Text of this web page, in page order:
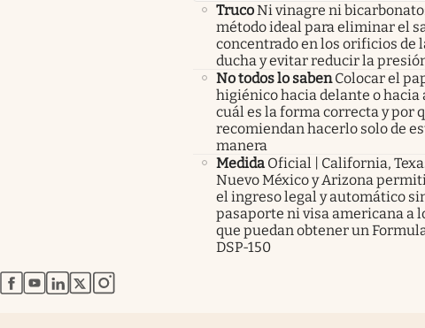
TrucoNi vinagre ni
método ideal para eliminar el
concentrado en los orificios de
ducha y evitar reducir la
No todos lo saben Colocar el
higiénico hacia delante o hacia
cuál es la forma correcta y por
recomiendan hacerlo solo de
manera
Medida Oficial | California,
Nuevo México y Arizona
el ingreso legal y automático
pasaporte ni visa americana a
que puedan obtener un
DSP-150
abre en nueva pestaña
abre en nueva pestaña
abre en nueva pestaña
abre en nueva pestaña
abre en nueva pestaña